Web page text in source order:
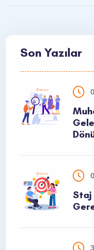
Son Yazılar
Staj